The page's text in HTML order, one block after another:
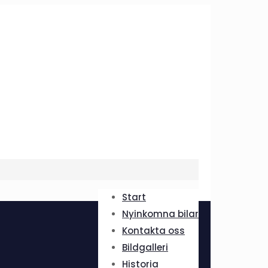
Start
Nyinkomna bilar
Kontakta oss
Bildgalleri
Historia